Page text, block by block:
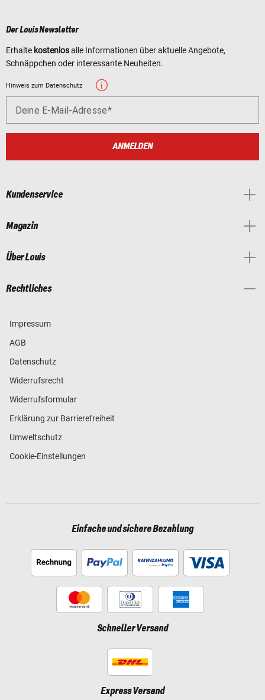
Der Louis Newsletter
Erhalte kostenlosalle Informationen über aktuelle Angebote,
Schnäppchen oder interessante Neuheiten.
Hinweis zum Datenschutz
Deine E-Mail-Adresse
ANMELDEN
Kundenservice
Magazin
Über Louis
Rechtliches
Impressum
AGB
Datenschutz
Widerrufsrecht
Widerrufsformular
Erklärung zur Barrierefreiheit
Umweltschutz
Cookie-Einstellungen
Einfache und sichere Bezahlung
Schneller Versand
Express Versand